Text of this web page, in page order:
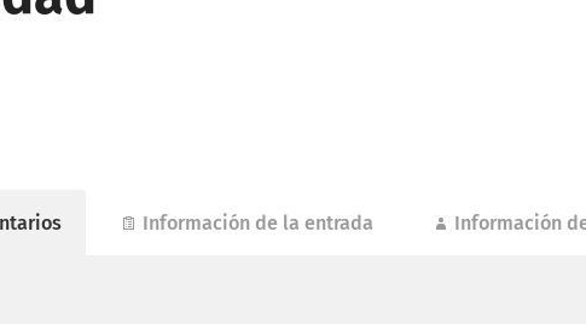
Información de la entrada Información